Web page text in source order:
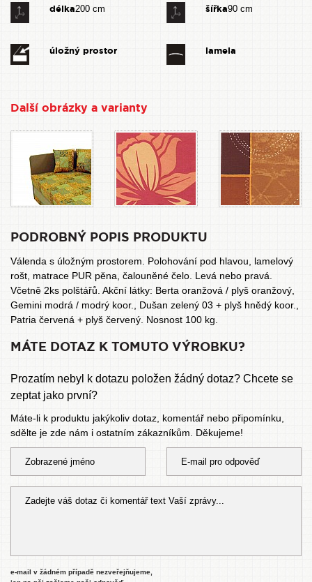
délka200 cm šířka90 cm
úložný prostor lamela
Další obrázky a varianty
PODROBNÝ POPIS PRODUKTU
Válenda s úložným prostorem. Polohování pod hlavou, lamelový
rošt, matrace PUR pěna, čalouněné čelo. Levá nebo pravá.
Včetně 2ks polštářů. Akční látky: Berta oranžová / plyš oranžový,
Gemini modrá / modrý koor., Dušan zelený 03 + plyš hnědý koor.,
Patria červená + plyš červený. Nosnost 100 kg.
MÁTE DOTAZ K TOMUTO VÝROBKU?
Prozatím nebyl k dotazu položen žádný dotaz? Chcete se
zeptat jako první?
Máte-li k produktu jakýkoliv dotaz, komentář nebo připomínku,
sdělte je zde nám i ostatním zákazníkům. Děkujeme!
e-mail v žádném případě nezveřejňujeme,